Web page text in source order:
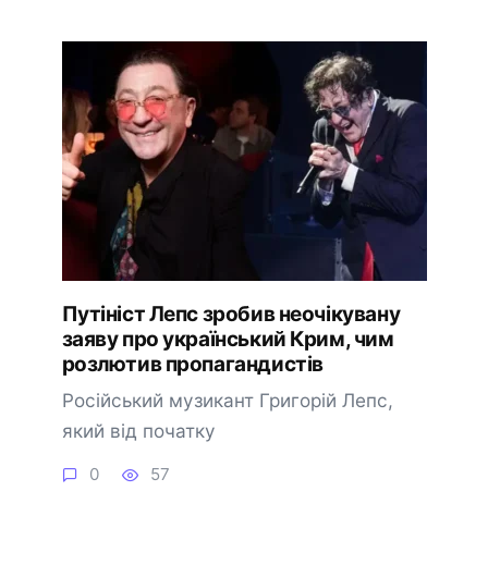
Путініст Лепс зробив неочікувану
заяву про український Крим, чим
розлютив пропагандистів
Російський музикант Григорій Лепс,
який від початку
0 57